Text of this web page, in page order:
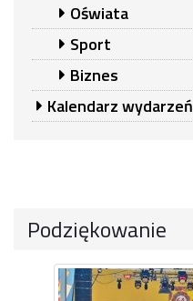
Oświata
Sport
Biznes
Kalendarz wydarzeń
Podziękowanie